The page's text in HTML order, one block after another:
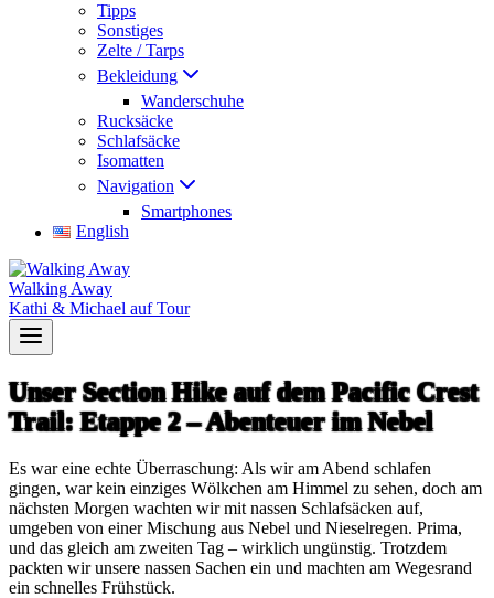
Tipps
Sonstiges
Zelte / Tarps
Bekleidung
Wanderschuhe
Rucksäcke
Schlafsäcke
Isomatten
Navigation
Smartphones
English
Walking Away
Kathi & Michael auf Tour
Unser Section Hike auf dem Pacific Crest
Trail: Etappe 2 – Abenteuer im Nebel
Es war eine echte Überraschung: Als wir am Abend schlafen
gingen, war kein einziges Wölkchen am Himmel zu sehen, doch am
nächsten Morgen wachten wir mit nassen Schlafsäcken auf,
umgeben von einer Mischung aus Nebel und Nieselregen. Prima,
und das gleich am zweiten Tag – wirklich ungünstig. Trotzdem
packten wir unsere nassen Sachen ein und machten am Wegesrand
ein schnelles Frühstück.